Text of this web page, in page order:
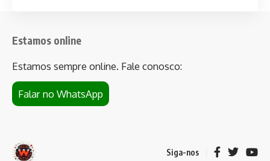
Estamos online
Estamos sempre online. Fale conosco:
Falar no WhatsApp
Siga-nos